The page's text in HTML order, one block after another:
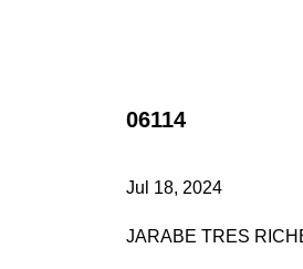
06114
Jul 18, 2024
JARABE TRES